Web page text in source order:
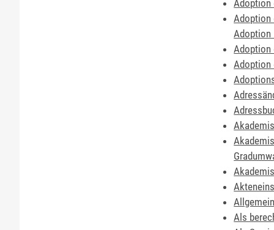
Adoption
Adoption
Adoption
Adoption
Adoption
Als